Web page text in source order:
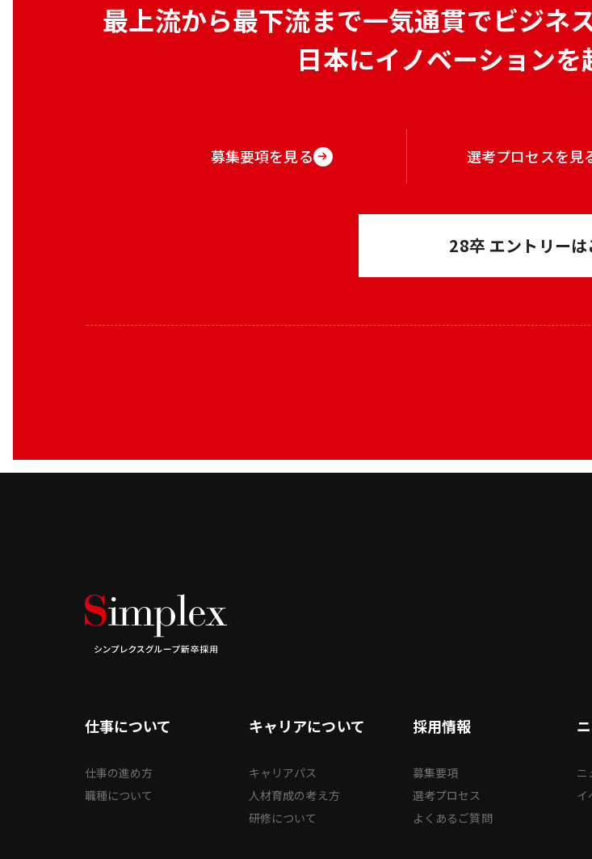
最上流から最下流まで一気通貫でビジネ
日本にイノベーションを
募集要項を見る 選考プロセスを見
28卒 エントリーは
仕事について
仕事の進め方
職種について
キャリアについて
キャリアパス
人材育成の考え方
研修について
採用情報
募集要項
選考プロセス
よくあるご質問
ニ
イ